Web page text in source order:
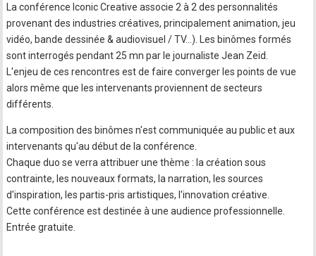
La conférence Iconic Creative associe 2 à 2 des personnalités
provenant des industries créatives, principalement animation, jeu
vidéo, bande dessinée & audiovisuel / TV…). Les binômes formés
sont interrogés pendant 25 mn par le journaliste Jean Zeid.
L'enjeu de ces rencontres est de faire converger les points de vue
alors même que les intervenants proviennent de secteurs
différents.
La composition des binômes n'est communiquée au public et aux
intervenants qu'au début de la conférence.
Chaque duo se verra attribuer une thème : la création sous
contrainte, les nouveaux formats, la narration, les sources
d'inspiration, les partis-pris artistiques, l'innovation créative.
Cette conférence est destinée à une audience professionnelle.
Entrée gratuite.